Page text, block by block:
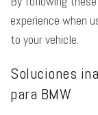
experience when
to your vehicle.
Soluciones
para BMW